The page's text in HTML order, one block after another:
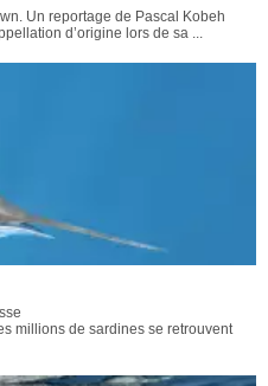
Un reportage de Pascal Kobeh
d’origine lors de sa ...
millions de sardines se retrouvent